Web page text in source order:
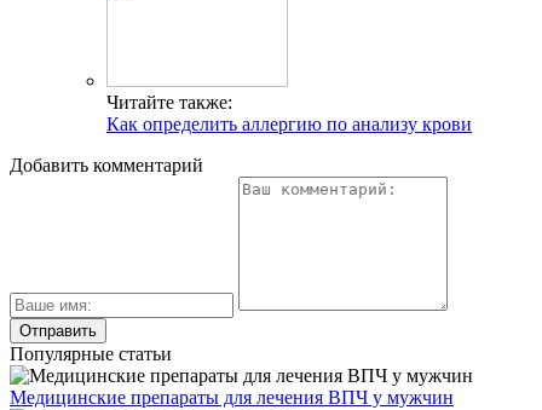
Читайте также:
Как определить аллергию по анализу крови
Добавить комментарий
Популярные статьи
Медицинские препараты для лечения ВПЧ у мужчин